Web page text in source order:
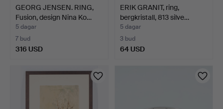
GEORG JENSEN. RING,
Fusion, design Nina Ko…
5 dagar
7 bud
316 USD
ERIK GRANIT, ring,
bergkristall, 813 silve…
5 dagar
3 bud
64 USD